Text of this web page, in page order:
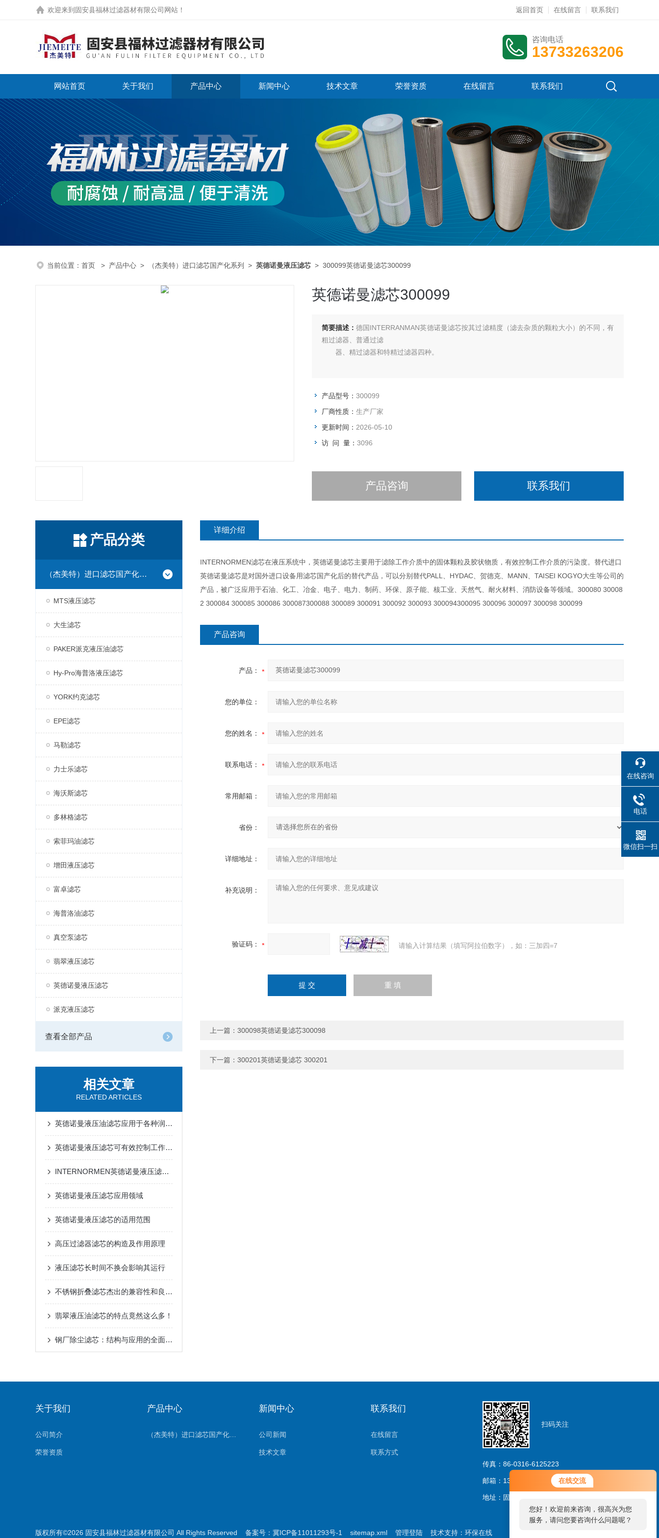
在线交流
您好！欢迎前来咨询，很高兴为您
服务，请问您要咨询什么问题呢？
欢迎来到 固安县福林过滤器材有限公司网站 ！ 返回首页 在线留言 联系我们
咨询电话
13733263206
网站首页 关于我们 产品中心 新闻中心 技术文章 荣誉资质 在线留言 联系我们
当前位置： 首页 > 产品中心 > （杰美特）进口滤芯国产化系列 > 英德诺曼液压滤芯 > 300099英德诺曼滤芯300099
英德诺曼滤芯300099
简要描述： 德国INTERRANMAN英德诺曼滤芯按其过滤精度（滤去杂质的颗粒大小）的不同，有
粗过滤器、普通过滤
器、精过滤器和特精过滤器四种。
产品型号： 300099
厂商性质： 生产厂家
更新时间： 2026-05-10
访 问 量： 3096
产品咨询 联系我们
产品分类
（杰美特）进口滤芯国产化系列
MTS液压滤芯
大生滤芯
PAKER派克液压油滤芯
Hy-Pro海普洛液压滤芯
YORK约克滤芯
EPE滤芯
马勒滤芯
力士乐滤芯
海沃斯滤芯
多林格滤芯
索菲玛油滤芯
增田液压滤芯
富卓滤芯
海普洛油滤芯
真空泵滤芯
翡翠液压滤芯
英德诺曼液压滤芯
派克液压滤芯
查看全部产品
相关文章
RELATED ARTICLES
英德诺曼液压油滤芯应用于各种润滑设备的过滤
英德诺曼液压滤芯可有效控制工作介质的污染度
INTERNORMEN英德诺曼液压滤芯内部结构拆解：玻纤 VG 滤材+旁通阀为什么是标配？
英德诺曼液压滤芯应用领域
英德诺曼液压滤芯的适用范围
高压过滤器滤芯的构造及作用原理
液压滤芯长时间不换会影响其运行
不锈钢折叠滤芯杰出的兼容性和良好的过滤性能
翡翠液压油滤芯的特点竟然这么多！
钢厂除尘滤芯：结构与应用的全面解析
详细介绍
INTERNORMEN滤芯在液压系统中，英德诺曼滤芯主要用于滤除工作介质中的固体颗粒及胶状物质，有效控制工作介质的污染度。替代进口
英德诺曼滤芯是对国外进口设备用滤芯国产化后的替代产品，可以分别替代PALL、HYDAC、贺德克、MANN、TAISEI KOGYO大生等公司的
产品，被广泛应用于石油、化工、冶金、电子、电力、制药、环保、原子能、核工业、天然气、耐火材料、消防设备等领域。300080 30008
2 300084 300085 300086 300087300088 300089 300091 300092 300093 300094300095 300096 300097 300098 300099
产品咨询
产品：
您的单位：
您的姓名：
联系电话：
常用邮箱：
省份：
详细地址：
补充说明：
验证码： 请输入计算结果（填写阿拉伯数字），如：三加四=7
上一篇： 300098英德诺曼滤芯300098
下一篇： 300201英德诺曼滤芯 300201
关于我们
公司简介
荣誉资质
产品中心 新闻中心
公司新闻
技术文章
联系我们
在线留言
联系方式
扫码关注
传真：86-0316-6125223
邮箱：13733263206@163.com
地址：固安林城温泉产业园区
版权所有©2026 固安县福林过滤器材有限公司 All Rights Reserved 备案号：冀ICP备11011293号-1 sitemap.xml 管理登陆 技术支持： 环保在线
在线咨询
电话
微信扫一扫